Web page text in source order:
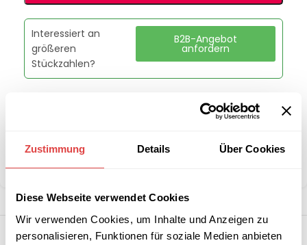
Zustimmung Details Über Cookies
Diese Webseite verwendet Cookies
Wir verwenden Cookies, um Inhalte und Anzeigen zu
personalisieren, Funktionen für soziale Medien anbieten
Interessiert an
größeren
Stückzahlen?
B2B-Angebot
anfordern
Marke:Gastro Uzal
Teilen: